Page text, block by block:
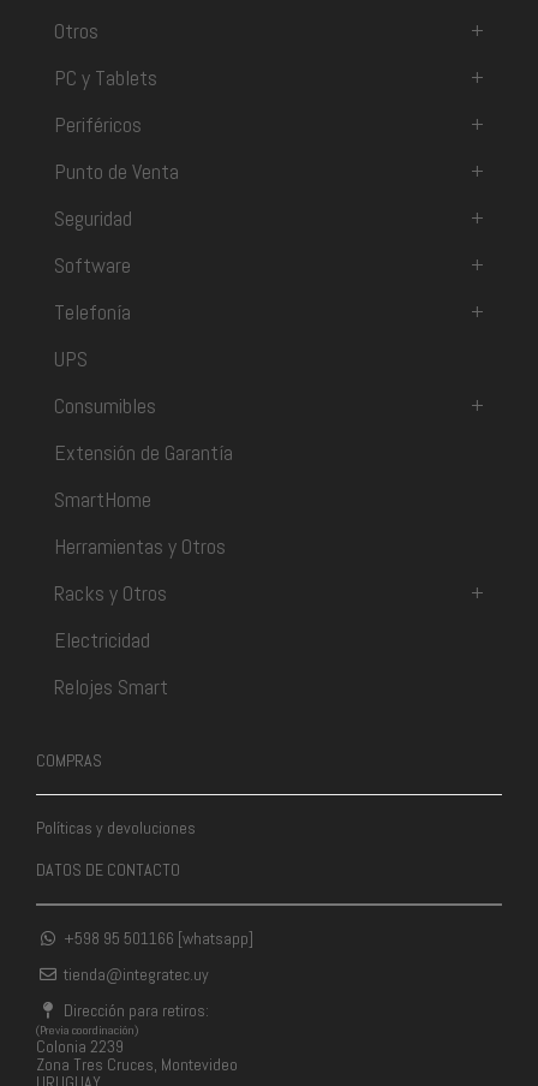
Otros
+
PC y Tablets
+
Periféricos
+
Punto de Venta
+
Seguridad
+
Software
+
Telefonía
+
UPS
Consumibles
+
Extensión de Garantía
SmartHome
Herramientas y Otros
Racks y Otros
+
Electricidad
Relojes Smart
COMPRAS
Políticas y devoluciones
DATOS DE CONTACTO
+598 95 501166 [whatsapp]
tienda@integratec.uy
Dirección para retiros:
(Previa coordinación)
Colonia 2239
Zona Tres Cruces, Montevideo